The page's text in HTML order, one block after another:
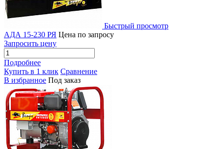
Быстрый просмотр
АДА 15-230 РЯ Цена по запросу
Запросить цену
Подробнее
Купить в 1 клик Сравнение
В избранное Под заказ